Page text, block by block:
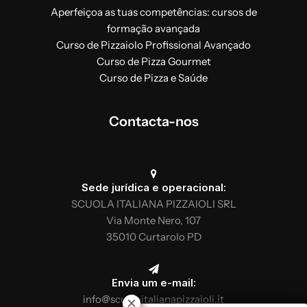
A reação de Maillard e a digestão dos
alimentos
Métodos de amassar com receitas
Equipamento de trabalho indispensável
Fornos a lenha, eléctricos, de túnel e a gás:
Napoletana STG”: ingredientes, método
específico de produção e transformação
Cozedura de pizzas (temperatura do forno
e fenómenos bioquímicos)
30 horas
Aperfeiçoa as tuas competências: cursos de
formação avançada
Curso de Pizzaiolo Profissional Avançado
Curso de Pizza Gourmet
Curso de Pizza e Saúde
Contacta-nos
Sede jurídica e operacional:
SCUOLA ITALIANA PIZZAIOLI SRL
Via Monte Nero, 107
35010 Curtarolo PD
Envia um e-mail:
info@scuolaitalianapizzaioli.it